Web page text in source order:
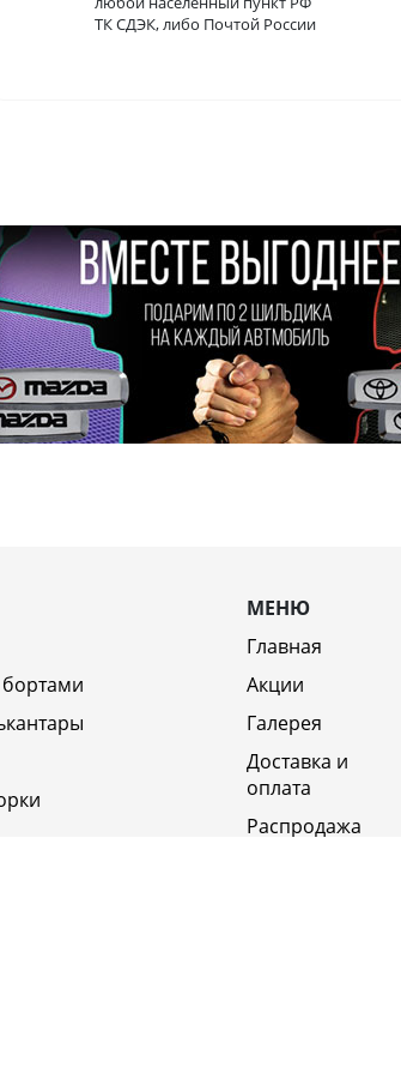
ТК СДЭК, либо Почтой России
бортами
МЕНЮ
Главная
Акции
Галерея
Доставка и
оплата
Распродажа